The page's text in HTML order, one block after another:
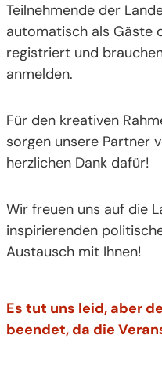
Teilnehmende der
automatisch als Gäste
registriert und
anmelden.
Für den kreativen
sorgen unsere Partner
herzlichen Dank dafür!
Wir freuen uns auf die
inspirierenden
Austausch mit Ihnen!
Es tut uns leid, aber
beendet, da die